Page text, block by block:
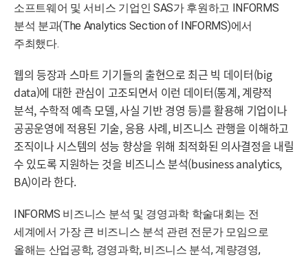
소프트웨어 및 서비스 기업인 SAS가 후원하고 INFORMS
분석 분과(The Analytics Section of INFORMS)에서
주최했다.
웹의 등장과 스마트 기기들의 출현으로 최근 빅 데이터(big
data)에 대한 관심이 고조되면서 이런 데이터(통계, 계량적
분석, 수학적 예측 모델, 사실 기반 경영 등)를 활용해 기업이나
공공운영에 적용된 기술, 응용 사례, 비즈니스 관행을 이해하고
조직이나 시스템의 성능 향상을 위해 최적화된 의사결정을 내릴
수 있도록 지원하는 것을 비즈니스 분석(business analytics,
BA)이라 한다.
INFORMS 비즈니스 분석 및 경영과학 학술대회는 전
세계에서 가장 큰 비즈니스 분석 관련 전문가 모임으로
올해는 산업공학, 경영과학, 비즈니스 분석, 계량경영,